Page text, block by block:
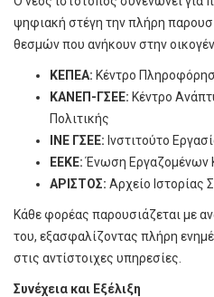
ψηφιακή στέγη την πλήρη
θεσμών που ανήκουν στην
ΚΕΠΕΑ: Κέντρο
ΚΑΝΕΠ-ΓΣΕΕ: Κέντρο
Πολιτικής
ΙΝΕ ΓΣΕΕ: Ινστιτούτο
ΕΕΚΕ:Ένωση Εργαζομένων
ΑΡΙΣΤΟΣ: Αρχείο Ιστορίας
Κάθε φορέας παρουσιάζεται με
του, εξασφαλίζοντας πλήρη
στις αντίστοιχες υπηρεσίες.
Συνέχεια και Εξέλιξη